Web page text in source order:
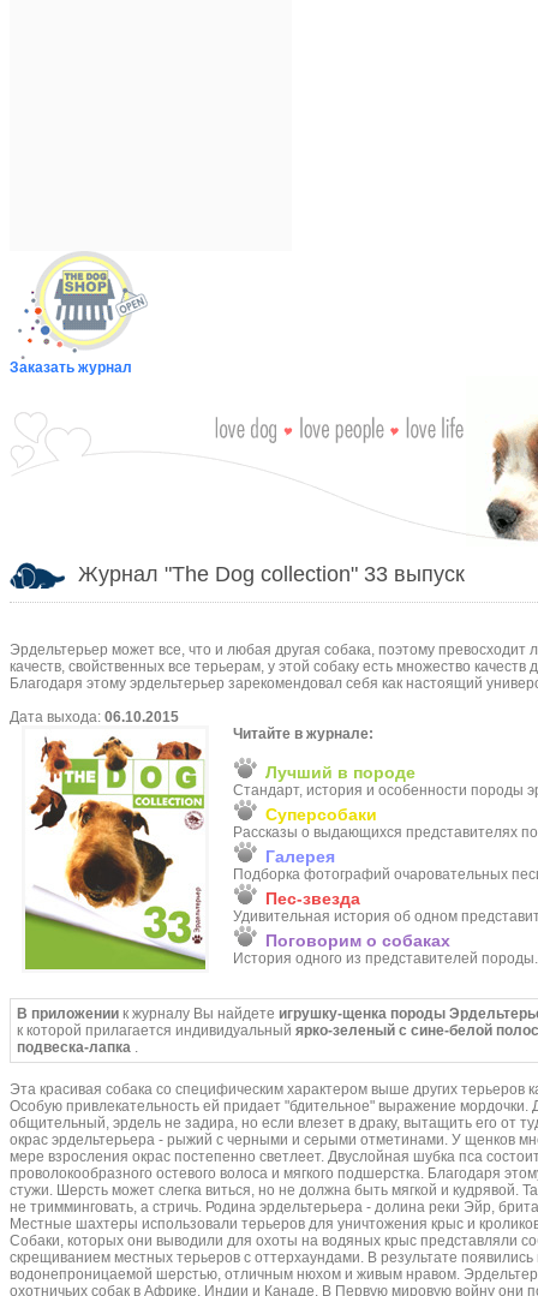
Заказать журнал
Журнал "The Dog collection" 33 выпуск
Эрдельтерьер может все, что и любая другая собака, поэтому
качеств, свойственных все терьерам, у этой собаку есть множество качеств
Благодаря этому эрдельтерьер зарекомендовал себя как настоящий
Дата выхода: 06.10.2015
Читайте в журнале:
Лучший в породе
Стандарт, история и особенности породы
Суперсобаки
Рассказы о выдающихся представителях
Галерея
Подборка фотографий очаровательных
Пес-звезда
Удивительная история об одном
Поговорим о собаках
История одного из представителей породы.
В приложении к журналу Вы найдете игрушку-щенка породы
к которой прилагается индивидуальный ярко-зеленый с сине-белой
подвеска-лапка .
Эта красивая собака со специфическим характером выше других терьеров
Особую привлекательность ей придает "бдительное" выражение
общительный, эрдель не задира, но если влезет в драку, вытащить его от
окрас эрдельтерьера - рыжий с черными и серыми отметинами. У щенков
мере взросления окрас постепенно светлеет. Двуслойная шубка пса
проволокообразного остевого волоса и мягкого подшерстка. Благодаря
стужи. Шерсть может слегка виться, но не должна быть мягкой и кудрявой.
не тримминговать, а стричь. Родина эрдельтерьера - долина реки Эйр,
Местные шахтеры использовали терьеров для уничтожения крыс и
Собаки, которых они выводили для охоты на водяных крыс представляли
скрещиванием местных терьеров с оттерхаундами. В результате
водонепроницаемой шерстью, отличным нюхом и живым нравом.
охотничьих собак в Африке, Индии и Канаде. В Первую мировую войну они